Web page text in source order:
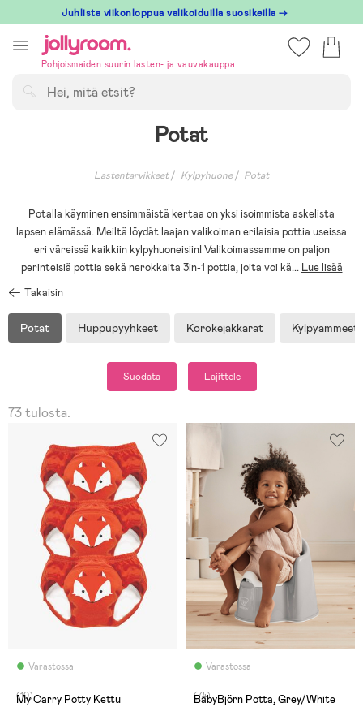
till
innehållet
Juhlista viikonloppua valikoiduilla suosikeilla →
Pohjoismaiden suurin lasten- ja vauvakauppa
Potat
Lastentarvikkeet Kylpyhuone Potat
Potalla käyminen ensimmäistä kertaa on yksi isoimmista askelista
lapsen elämässä. Meiltä löydät laajan valikoiman erilaisia pottia useissa
eri väreissä kaikkiin kylpyhuoneisiin! Valikoimassamme on paljon
perinteisiä pottia sekä nerokkaita 3in-1 pottia, joita voi kä... Lue lisää
Takaisin
Potat Huppupyyhkeet Korokejakkarat Kylpyammeet
Suodata Lajittele
73 tulosta.
Varastossa
(10)
My Carry Potty Kettu
Varastossa
(74)
BabyBjörn Potta, Grey/White